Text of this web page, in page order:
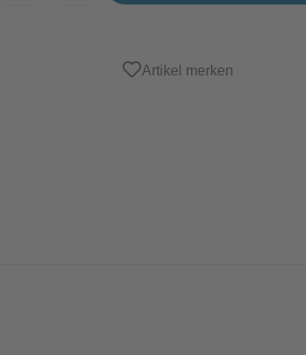
Artikel merken